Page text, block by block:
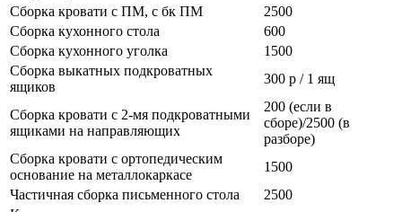
Сборка кровати с ПМ, с бк ПМ
2500
Сборка кухонного стола
600
Сборка кухонного уголка
1500
Сборка выкатных подкроватных
ящиков
300 р / 1 ящ
Сборка кровати с 2-мя подкроватными
ящиками на направляющих
200 (если в
сборе)/2500 (в
разборе)
Сборка кровати с ортопедическим
основание на металлокаркасе
1500
Частичная сборка письменного стола
2500